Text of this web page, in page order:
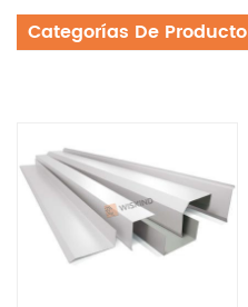
Categorías De Producto